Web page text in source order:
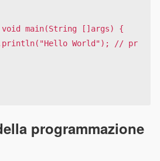
programmazione